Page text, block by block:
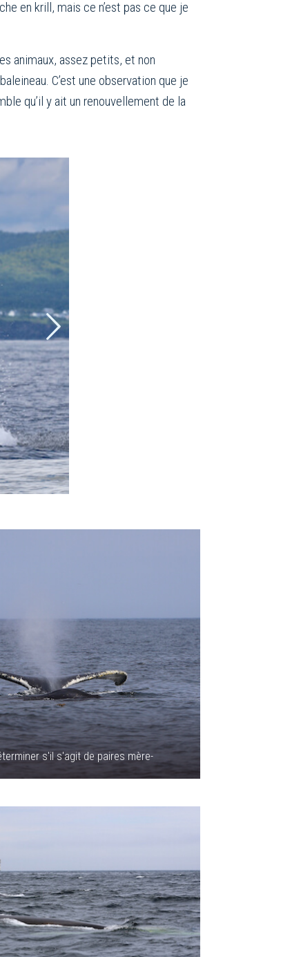
en krill, mais ce n’est pas ce que je
animaux, assez petits, et non
C’est une observation que je
qu’il y ait un renouvellement de la
s'il s'agit de paires mère-